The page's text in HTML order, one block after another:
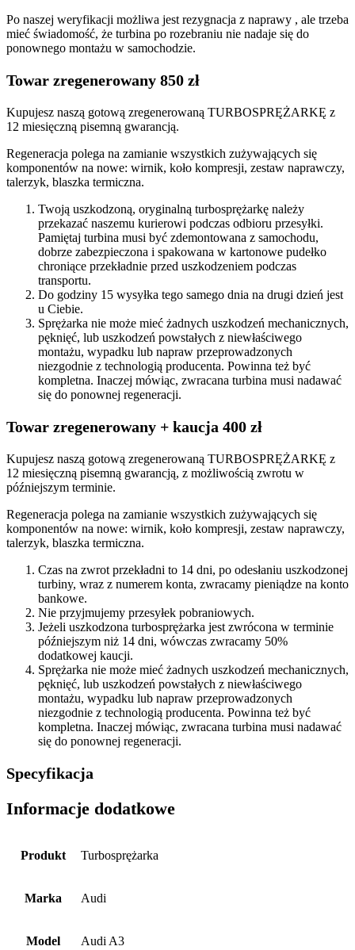
Po naszej weryfikacji możliwa jest rezygnacja z naprawy , ale trzeba
mieć świadomość, że turbina po rozebraniu nie nadaje się do
ponownego montażu w samochodzie.
Towar zregenerowany 850 zł
Kupujesz naszą gotową zregenerowaną TURBOSPRĘŻARKĘ z
12 miesięczną pisemną gwarancją.
Regeneracja polega na zamianie wszystkich zużywających się
komponentów na nowe: wirnik, koło kompresji, zestaw naprawczy,
talerzyk, blaszka termiczna.
Twoją uszkodzoną, oryginalną turbosprężarkę należy
przekazać naszemu kurierowi podczas odbioru przesyłki.
Pamiętaj turbina musi być zdemontowana z samochodu,
dobrze zabezpieczona i spakowana w kartonowe pudełko
chroniące przekładnie przed uszkodzeniem podczas
transportu.
Do godziny 15 wysyłka tego samego dnia na drugi dzień jest
u Ciebie.
Sprężarka nie może mieć żadnych uszkodzeń mechanicznych,
pęknięć, lub uszkodzeń powstałych z niewłaściwego
montażu, wypadku lub napraw przeprowadzonych
niezgodnie z technologią producenta. Powinna też być
kompletna. Inaczej mówiąc, zwracana turbina musi nadawać
się do ponownej regeneracji.
Towar zregenerowany + kaucja 400 zł
Kupujesz naszą gotową zregenerowaną TURBOSPRĘŻARKĘ z
12 miesięczną pisemną gwarancją, z możliwością zwrotu w
późniejszym terminie.
Regeneracja polega na zamianie wszystkich zużywających się
komponentów na nowe: wirnik, koło kompresji, zestaw naprawczy,
talerzyk, blaszka termiczna.
Czas na zwrot przekładni to 14 dni, po odesłaniu uszkodzonej
turbiny, wraz z numerem konta, zwracamy pieniądze na konto
bankowe.
Nie przyjmujemy przesyłek pobraniowych.
Jeżeli uszkodzona turbosprężarka jest zwrócona w terminie
późniejszym niż 14 dni, wówczas zwracamy 50%
dodatkowej kaucji.
Sprężarka nie może mieć żadnych uszkodzeń mechanicznych,
pęknięć, lub uszkodzeń powstałych z niewłaściwego
montażu, wypadku lub napraw przeprowadzonych
niezgodnie z technologią producenta. Powinna też być
kompletna. Inaczej mówiąc, zwracana turbina musi nadawać
się do ponownej regeneracji.
Specyfikacja
Informacje dodatkowe
Produkt Turbosprężarka
Marka Audi
Model Audi A3